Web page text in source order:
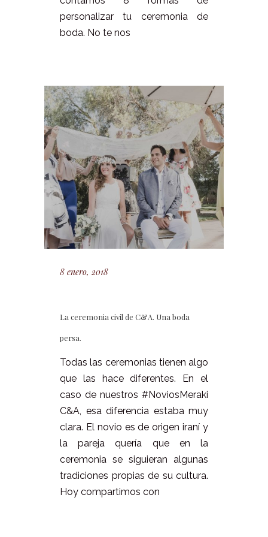
personalizar tu ceremonia de
boda. No te nos
8 enero, 2018
La ceremonia civil de C&A. Una boda
persa.
Todas las ceremonias tienen algo
que las hace diferentes. En el
caso de nuestros #NoviosMeraki
C&A, esa diferencia estaba muy
clara. El novio es de origen iraní y
la pareja quería que en la
ceremonia se siguieran algunas
tradiciones propias de su cultura.
Hoy compartimos con